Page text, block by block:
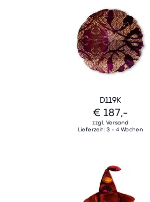
D119K
€ 187,-
zzgl. Versand
Lieferzeit: 3 - 4 Wochen